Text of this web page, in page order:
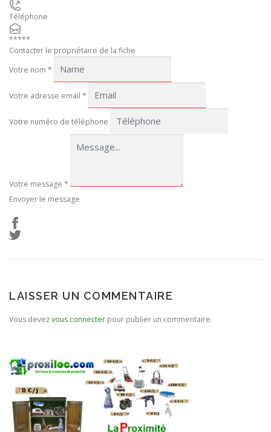
Téléphone
*****
Contacter le propriétaire de la fiche
Votre nom *
Votre adresse email *
Votre numéro de téléphone
Votre message *
Envoyer le message
LAISSER UN COMMENTAIRE
Vous devezvous connecter pour publier un commentaire.